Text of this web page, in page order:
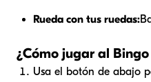
Rueda con tus ruedas:
¿Cómo jugar al
Usa el botón de abajo